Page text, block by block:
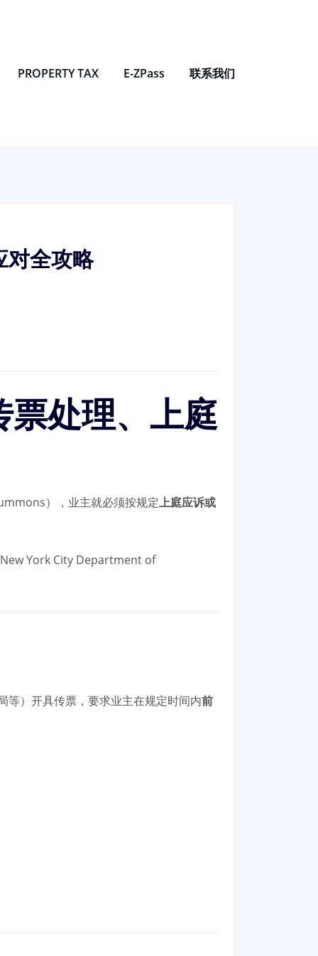
PROPERTY TAX E-ZPass 联系我们
对全攻略
处理、上庭
），业主就必须按规定上庭应诉或
New York City Department of
等）开具传票，要求业主在规定时间内前